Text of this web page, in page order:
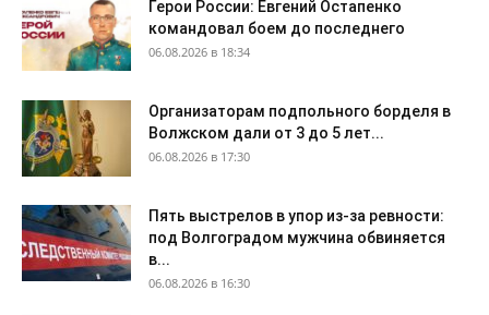
Герои России: Евгений Остапенко
командовал боем до последнего
06.08.2026 в 18:34
Организаторам подпольного борделя в
Волжском дали от 3 до 5 лет...
06.08.2026 в 17:30
Пять выстрелов в упор из-за ревности:
под Волгоградом мужчина обвиняется
в...
06.08.2026 в 16:30